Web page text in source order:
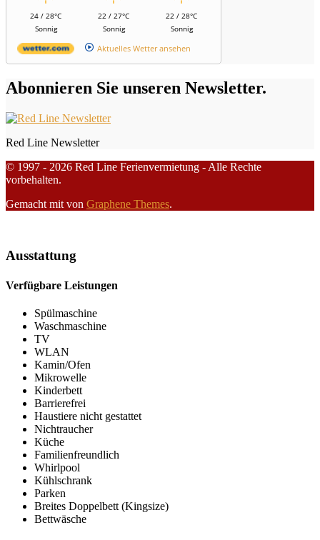
24 / 28°C
Sonnig
22 / 27°C
Sonnig
22 / 28°C
Sonnig
Aktuelles Wetter ansehen
Abonnieren Sie unseren Newsletter.
Red Line Newsletter
© 1997 - 2026 Red Line Ferienvermietung - Alle Rechte
vorbehalten.
Gemacht mit von Graphene Themes.
Ausstattung
Verfügbare Leistungen
Spülmaschine
Waschmaschine
TV
WLAN
Kamin/Ofen
Mikrowelle
Kinderbett
Barrierefrei
Haustiere nicht gestattet
Nichtraucher
Küche
Familienfreundlich
Whirlpool
Kühlschrank
Parken
Breites Doppelbett (Kingsize)
Bettwäsche